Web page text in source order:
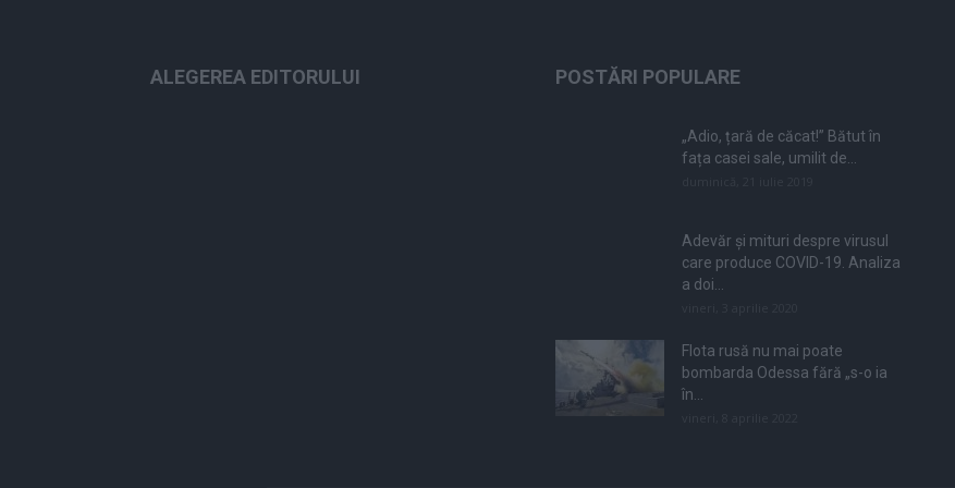
ALEGEREA EDITORULUI POSTĂRI POPULARE
„Adio, țară de căcat!” Bătut în
fața casei sale, umilit de...
Adevăr și mituri despre virusul
care produce COVID-19. Analiza
a doi...
Flota rusă nu mai poate
bombarda Odessa fără „s-o ia
în...